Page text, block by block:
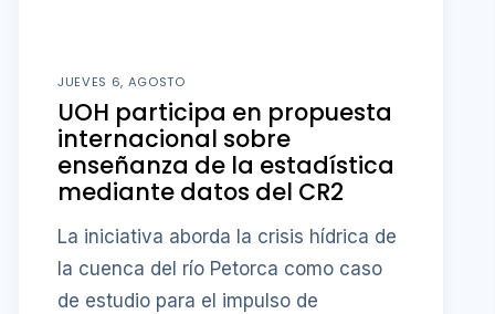
JUEVES 6, AGOSTO
UOH participa en propuesta
internacional sobre
enseñanza de la estadística
mediante datos del CR2
La iniciativa aborda la crisis hídrica de
la cuenca del río Petorca como caso
de estudio para el impulso de